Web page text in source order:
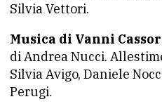
Silvia Vettori.
Musica di Vanni
di Andrea Nucci.
Silvia Avigo, Daniele
Perugi.